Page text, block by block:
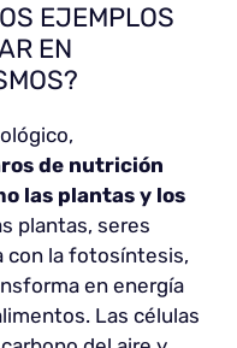
EJEMPLOS
EN
de nutrición
las plantas y los
plantas, seres
con la fotosíntesis,
en energía
Las células